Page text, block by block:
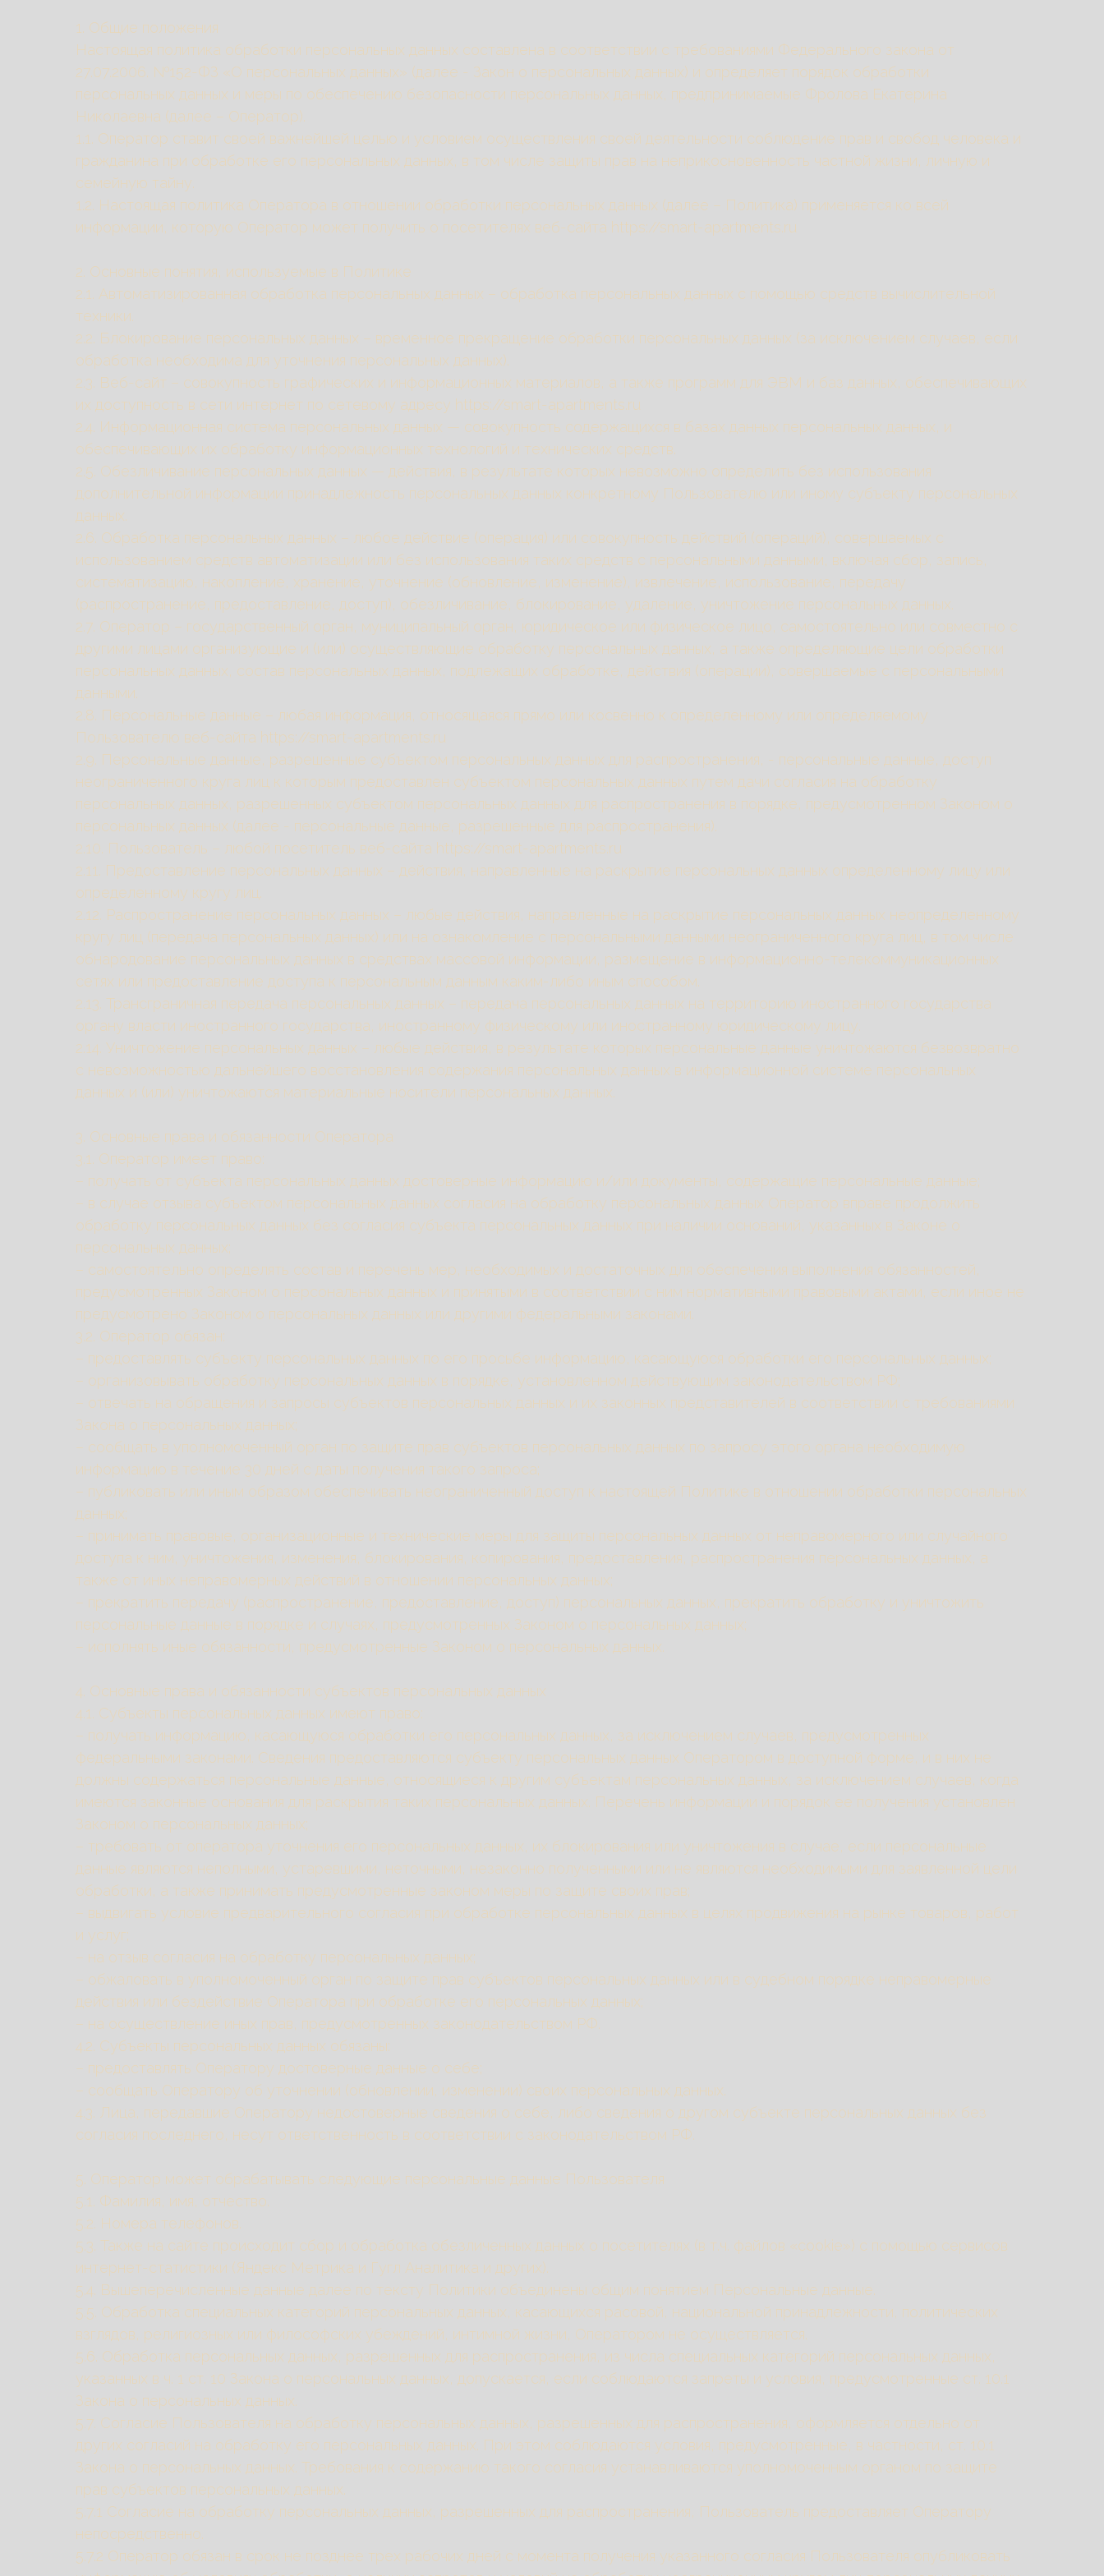
1. Общие положения
Настоящая политика обработки персональных данных составлена в соответствии с требованиями Федерального закона от
27.07.2006. №152-ФЗ «О персональных данных» (далее - Закон о персональных данных) и определяет порядок обработки
персональных данных и меры по обеспечению безопасности персональных данных, предпринимаемые Фролова Екатерина
Николаевна (далее – Оператор).
1.1. Оператор ставит своей важнейшей целью и условием осуществления своей деятельности соблюдение прав и свобод человека и
гражданина при обработке его персональных данных, в том числе защиты прав на неприкосновенность частной жизни, личную и
семейную тайну.
1.2. Настоящая политика Оператора в отношении обработки персональных данных (далее – Политика) применяется ко всей
информации, которую Оператор может получить о посетителях веб-сайта https://smart-apartments.ru
2. Основные понятия, используемые в Политике
2.1. Автоматизированная обработка персональных данных – обработка персональных данных с помощью средств вычислительной
техники.
2.2. Блокирование персональных данных – временное прекращение обработки персональных данных (за исключением случаев, если
обработка необходима для уточнения персональных данных).
2.3. Веб-сайт – совокупность графических и информационных материалов, а также программ для ЭВМ и баз данных, обеспечивающих
их доступность в сети интернет по сетевому адресу https://smart-apartments.ru
2.4. Информационная система персональных данных — совокупность содержащихся в базах данных персональных данных, и
обеспечивающих их обработку информационных технологий и технических средств.
2.5. Обезличивание персональных данных — действия, в результате которых невозможно определить без использования
дополнительной информации принадлежность персональных данных конкретному Пользователю или иному субъекту персональных
данных.
2.6. Обработка персональных данных – любое действие (операция) или совокупность действий (операций), совершаемых с
использованием средств автоматизации или без использования таких средств с персональными данными, включая сбор, запись,
систематизацию, накопление, хранение, уточнение (обновление, изменение), извлечение, использование, передачу
(распространение, предоставление, доступ), обезличивание, блокирование, удаление, уничтожение персональных данных.
2.7. Оператор – государственный орган, муниципальный орган, юридическое или физическое лицо, самостоятельно или совместно с
другими лицами организующие и (или) осуществляющие обработку персональных данных, а также определяющие цели обработки
персональных данных, состав персональных данных, подлежащих обработке, действия (операции), совершаемые с персональными
данными.
2.8. Персональные данные – любая информация, относящаяся прямо или косвенно к определенному или определяемому
Пользователю веб-сайта https://smart-apartments.ru
2.9. Персональные данные, разрешенные субъектом персональных данных для распространения, - персональные данные, доступ
неограниченного круга лиц к которым предоставлен субъектом персональных данных путем дачи согласия на обработку
персональных данных, разрешенных субъектом персональных данных для распространения в порядке, предусмотренном Законом о
персональных данных (далее - персональные данные, разрешенные для распространения).
2.10. Пользователь – любой посетитель веб-сайта https://smart-apartments.ru
2.11. Предоставление персональных данных – действия, направленные на раскрытие персональных данных определенному лицу или
определенному кругу лиц.
2.12. Распространение персональных данных – любые действия, направленные на раскрытие персональных данных неопределенному
кругу лиц (передача персональных данных) или на ознакомление с персональными данными неограниченного круга лиц, в том числе
обнародование персональных данных в средствах массовой информации, размещение в информационно-телекоммуникационных
сетях или предоставление доступа к персональным данным каким-либо иным способом.
2.13. Трансграничная передача персональных данных – передача персональных данных на территорию иностранного государства
органу власти иностранного государства, иностранному физическому или иностранному юридическому лицу.
2.14. Уничтожение персональных данных – любые действия, в результате которых персональные данные уничтожаются безвозвратно
с невозможностью дальнейшего восстановления содержания персональных данных в информационной системе персональных
данных и (или) уничтожаются материальные носители персональных данных.
3. Основные права и обязанности Оператора
3.1. Оператор имеет право:
– получать от субъекта персональных данных достоверные информацию и/или документы, содержащие персональные данные;
– в случае отзыва субъектом персональных данных согласия на обработку персональных данных Оператор вправе продолжить
обработку персональных данных без согласия субъекта персональных данных при наличии оснований, указанных в Законе о
персональных данных;
– самостоятельно определять состав и перечень мер, необходимых и достаточных для обеспечения выполнения обязанностей,
предусмотренных Законом о персональных данных и принятыми в соответствии с ним нормативными правовыми актами, если иное не
предусмотрено Законом о персональных данных или другими федеральными законами.
3.2. Оператор обязан:
– предоставлять субъекту персональных данных по его просьбе информацию, касающуюся обработки его персональных данных;
– организовывать обработку персональных данных в порядке, установленном действующим законодательством РФ;
– отвечать на обращения и запросы субъектов персональных данных и их законных представителей в соответствии с требованиями
Закона о персональных данных;
– сообщать в уполномоченный орган по защите прав субъектов персональных данных по запросу этого органа необходимую
информацию в течение 30 дней с даты получения такого запроса;
– публиковать или иным образом обеспечивать неограниченный доступ к настоящей Политике в отношении обработки персональных
данных;
– принимать правовые, организационные и технические меры для защиты персональных данных от неправомерного или случайного
доступа к ним, уничтожения, изменения, блокирования, копирования, предоставления, распространения персональных данных, а
также от иных неправомерных действий в отношении персональных данных;
– прекратить передачу (распространение, предоставление, доступ) персональных данных, прекратить обработку и уничтожить
персональные данные в порядке и случаях, предусмотренных Законом о персональных данных;
– исполнять иные обязанности, предусмотренные Законом о персональных данных.
4. Основные права и обязанности субъектов персональных данных
4.1. Субъекты персональных данных имеют право:
– получать информацию, касающуюся обработки его персональных данных, за исключением случаев, предусмотренных
федеральными законами. Сведения предоставляются субъекту персональных данных Оператором в доступной форме, и в них не
должны содержаться персональные данные, относящиеся к другим субъектам персональных данных, за исключением случаев, когда
имеются законные основания для раскрытия таких персональных данных. Перечень информации и порядок ее получения установлен
Законом о персональных данных;
– требовать от оператора уточнения его персональных данных, их блокирования или уничтожения в случае, если персональные
данные являются неполными, устаревшими, неточными, незаконно полученными или не являются необходимыми для заявленной цели
обработки, а также принимать предусмотренные законом меры по защите своих прав;
– выдвигать условие предварительного согласия при обработке персональных данных в целях продвижения на рынке товаров, работ
и услуг;
– на отзыв согласия на обработку персональных данных;
– обжаловать в уполномоченный орган по защите прав субъектов персональных данных или в судебном порядке неправомерные
действия или бездействие Оператора при обработке его персональных данных;
– на осуществление иных прав, предусмотренных законодательством РФ.
4.2. Субъекты персональных данных обязаны:
– предоставлять Оператору достоверные данные о себе;
– сообщать Оператору об уточнении (обновлении, изменении) своих персональных данных.
4.3. Лица, передавшие Оператору недостоверные сведения о себе, либо сведения о другом субъекте персональных данных без
согласия последнего, несут ответственность в соответствии с законодательством РФ.
5. Оператор может обрабатывать следующие персональные данные Пользователя
5.1. Фамилия, имя, отчество.
5.2. Номера телефонов.
5.3. Также на сайте происходит сбор и обработка обезличенных данных о посетителях (в т.ч. файлов «cookie») с помощью сервисов
интернет-статистики (Яндекс Метрика и Гугл Аналитика и других).
5.4. Вышеперечисленные данные далее по тексту Политики объединены общим понятием Персональные данные.
5.5. Обработка специальных категорий персональных данных, касающихся расовой, национальной принадлежности, политических
взглядов, религиозных или философских убеждений, интимной жизни, Оператором не осуществляется.
5.6. Обработка персональных данных, разрешенных для распространения, из числа специальных категорий персональных данных,
указанных в ч. 1 ст. 10 Закона о персональных данных, допускается, если соблюдаются запреты и условия, предусмотренные ст. 10.1
Закона о персональных данных.
5.7. Согласие Пользователя на обработку персональных данных, разрешенных для распространения, оформляется отдельно от
других согласий на обработку его персональных данных. При этом соблюдаются условия, предусмотренные, в частности, ст. 10.1
Закона о персональных данных. Требования к содержанию такого согласия устанавливаются уполномоченным органом по защите
прав субъектов персональных данных.
5.7.1 Согласие на обработку персональных данных, разрешенных для распространения, Пользователь предоставляет Оператору
непосредственно.
5.7.2 Оператор обязан в срок не позднее трех рабочих дней с момента получения указанного согласия Пользователя опубликовать